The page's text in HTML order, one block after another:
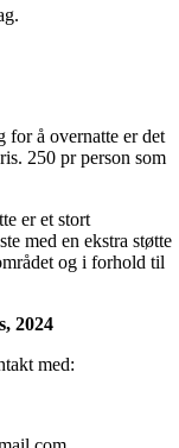
for å overnatte er det
250 pr person som
er et stort
med en ekstra støtte
og i forhold til
2024
med: